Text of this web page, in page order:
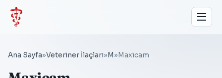
Ana Sayfa»Veteriner İlaçları» M » Maxicam